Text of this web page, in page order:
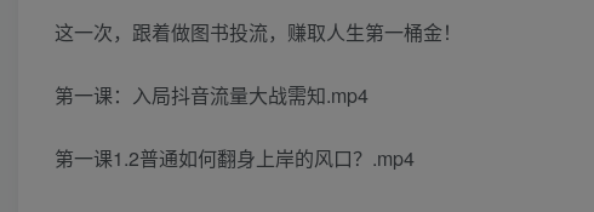
这一次，跟着做图书投流，赚取人生第一桶金！
第一课：入局抖音流量大战需知.mp4
第一课1.2普通如何翻身上岸的风口？.mp4